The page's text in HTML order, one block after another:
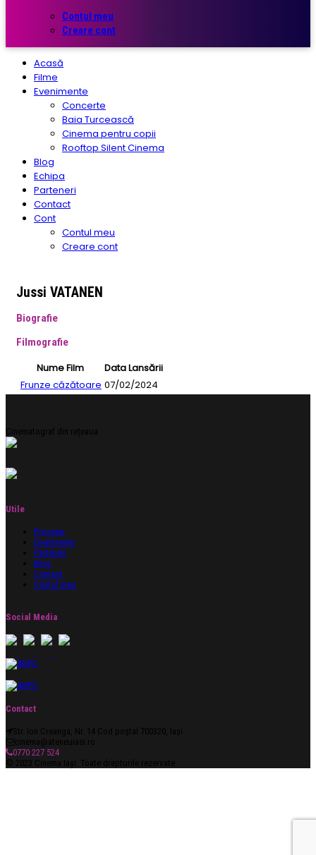
Contul meu
Creare cont
Acasă
Filme
Evenimente
Concerte
Baia Turcească
Cinema pentru copii
Rooftop Silent Cinema
Blog
Echipa
Parteneri
Contact
Cont
Contul meu
Creare cont
Jussi VATANEN
Biografie
Filmografie
Nume Film
Data Lansării
Frunze căzătoare 07/02/2024
Cinematograf din rețeaua
Utile
Program
Evenimente
Parteneri
Blog
Contact
Contul meu
Social Media
Contact
Str. Ion Creanga, Nr. 14 Cod poștal 700320, Iași
cinema@ateneuiasi.ro
0770 227 524
© 2023 Cinema Iași. Toate drepturile rezervate.